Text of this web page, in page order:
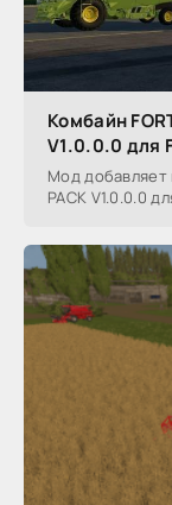
Комбайн
V1.0.0.0 для
Мод добавляет
PACK V1.0.0.0